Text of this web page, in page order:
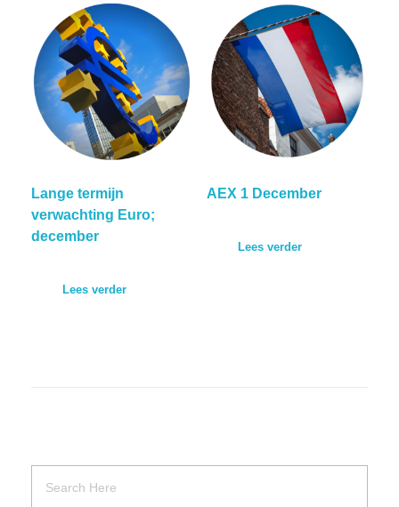
Lange termijn
verwachting Euro;
december
Lees verder
AEX 1 December
Lees verder